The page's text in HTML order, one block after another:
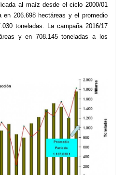
al maíz desde el ciclo 2000/01
en 206.698 hectáreas y el promedio
toneladas. La campaña 2016/17
y en 708.145 toneladas a los